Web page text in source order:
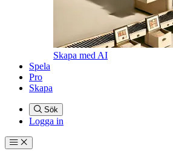
Skapa med AI
Spela
Pro
Skapa
Sök
Logga in